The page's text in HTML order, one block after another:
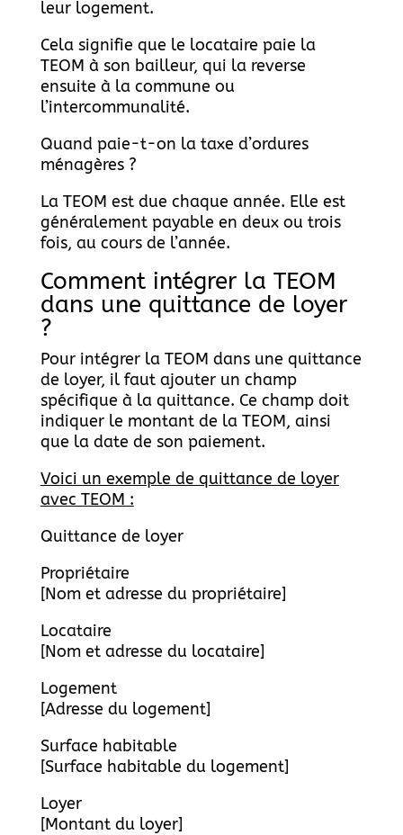
leur logement.
Cela signifie que le locataire paie la
TEOM à son bailleur, qui la reverse
ensuite à la commune ou
l’intercommunalité.
Quand paie-t-on la taxe d’ordures
ménagères ?
La TEOM est due chaque année. Elle est
généralement payable en deux ou trois
fois, au cours de l’année.
Comment intégrer la TEOM
dans une quittance de loyer
?
Pour intégrer la TEOM dans une quittance
de loyer, il faut ajouter un champ
spécifique à la quittance. Ce champ doit
indiquer le montant de la TEOM, ainsi
que la date de son paiement.
Voici un exemple de quittance de loyer
avec TEOM :
Quittance de loyer
Propriétaire
[Nom et adresse du propriétaire]
Locataire
[Nom et adresse du locataire]
Logement
[Adresse du logement]
Surface habitable
[Surface habitable du logement]
Loyer
[Montant du loyer]